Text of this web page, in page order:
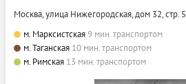
Москва, улица Нижегородская, дом 32, стр. 5
м. Марксистская9 мин. транспортом
м. Таганская 10 мин. транспортом
м. Римская 13 мин. транспортом